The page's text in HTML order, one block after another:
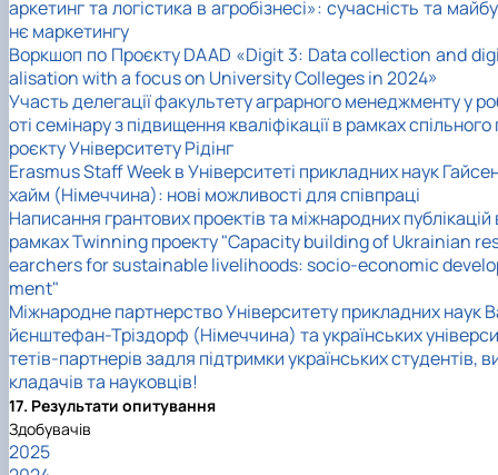
аркетинг та логістика в агробізнесі»: сучасність та
нє маркетингу
Воркшоп по Проєкту DAAD «Digit 3: Data collection and
alisation with a focus on University Colleges in 2024»
Участь делегації факультету аграрного менеджменту у
оті семінару з підвищення кваліфікації в рамках спільного
роєкту Університету Рідінг
Erasmus Staff Week в Університеті прикладних наук
хайм (Німеччина): нові можливості для співпраці
Написання грантових проектів та міжнародних публікацій
рамках Twinning проекту "Capacity building of Ukrainian
earchers for sustainable livelihoods: socio-economic
ment"
Міжнародне партнерство Університету прикладних наук
йєнштефан-Тріздорф (Німеччина) та українських універси
тетів-партнерів задля підтримки українських студентів,
кладачів та науковців!
17. Результати опитування
Здобувачів
2025